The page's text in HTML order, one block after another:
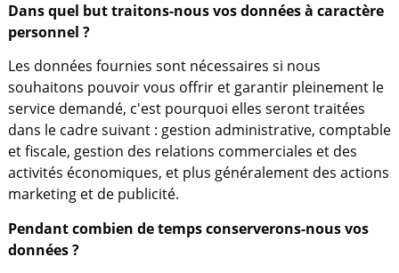
Dans quel but traitons-nous vos données à caractère
personnel ?
Les données fournies sont nécessaires si nous
souhaitons pouvoir vous offrir et garantir pleinement le
service demandé, c'est pourquoi elles seront traitées
dans le cadre suivant : gestion administrative, comptable
et fiscale, gestion des relations commerciales et des
activités économiques, et plus généralement des actions
marketing et de publicité.
Pendant combien de temps conserverons-nous vos
données ?